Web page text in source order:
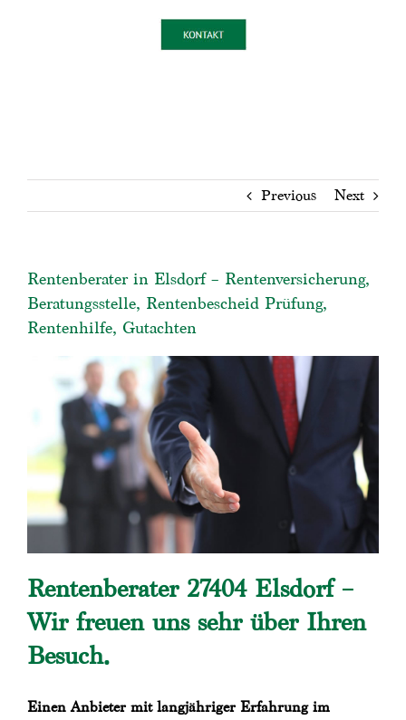
Previous Next
Rentenberater in Elsdorf – Rentenversicherung,
Beratungsstelle, Rentenbescheid Prüfung,
Rentenhilfe, Gutachten
Rentenberater 27404 Elsdorf –
Wir freuen uns sehr über Ihren
Besuch.
Einen Anbieter mit langjähriger Erfahrung im